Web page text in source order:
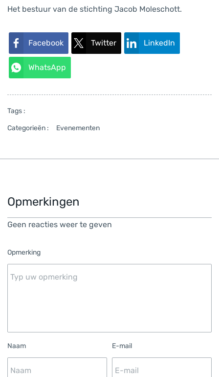
Het bestuur van de stichting Jacob Moleschott.
Facebook Twitter LinkedIn
WhatsApp
Tags :
Categorieën : Evenementen
Opmerkingen
Geen reacties weer te geven
Opmerking
Naam E-mail